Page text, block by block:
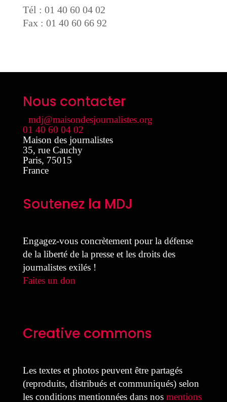
Tél : 01 40 60 04 02
Fax : 01 40 60 66 92
Nous contacter
mdj@maisondesjournalistes.org
01 40 60 04 02
Maison des journalistes
35, rue Cauchy
Paris, 75015
France
Soutenez la MDJ
Engagez-vous concrètement pour la défense
de la liberté de la presse et les droits des
journalistes exilés !
Faites un don
Creative commons
Les textes et photos peuvent être partagés
(reproduits, distribués et communiqués) selon
les conditions mentionnées dans nos mentions